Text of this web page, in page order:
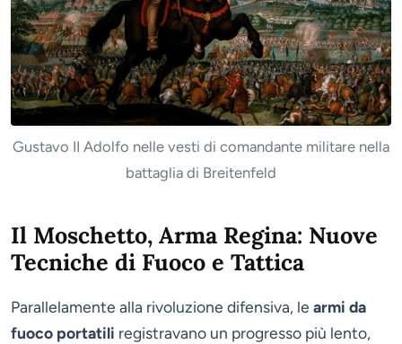
Gustavo II Adolfo nelle vesti di comandante militare nella
battaglia di Breitenfeld
Il Moschetto, Arma Regina: Nuove
Tecniche di Fuoco e Tattica
Parallelamente alla rivoluzione difensiva, le armi da
fuoco portatili registravano un progresso più lento,